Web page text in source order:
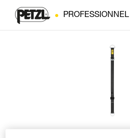
PROFESSIONNEL